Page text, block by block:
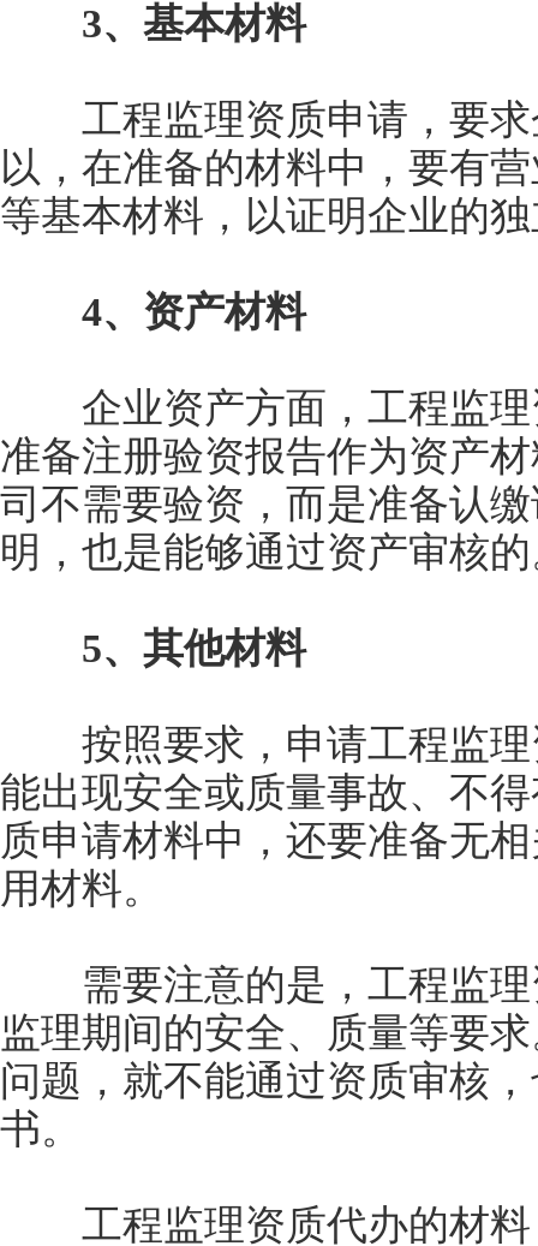
3、基本材料
工程监理资质申请，要求
以，在准备的材料中，要有
等基本材料，以证明企业的
4、资产材料
企业资产方面，工程监理
准备注册验资报告作为资产
司不需要验资，而是准备认
明，也是能够通过资产审核
5、其他材料
按照要求，申请工程监理
能出现安全或质量事故、不
质申请材料中，还要准备无
用材料。
需要注意的是，工程监理
监理期间的安全、质量等要
问题，就不能通过资质审核
书。
工程监理资质代办的材料